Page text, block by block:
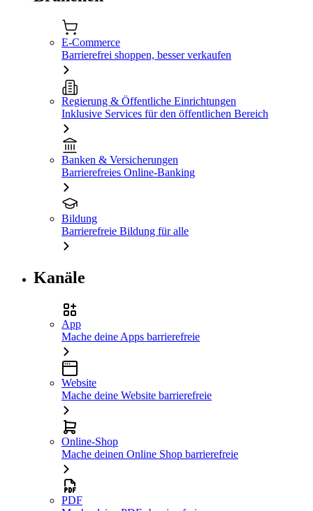
E-Commerce
Barrierefrei shoppen, besser verkaufen
Regierung & Öffentliche Einrichtungen
Inklusive Services für den öffentlichen Bereich
Banken & Versicherungen
Barrierefreies Online-Banking
Bildung
Barrierefreie Bildung für alle
Kanäle
App
Mache deine Apps barrierefreie
Website
Mache deine Website barrierefreie
Online-Shop
Mache deinen Online Shop barrierefreie
PDF